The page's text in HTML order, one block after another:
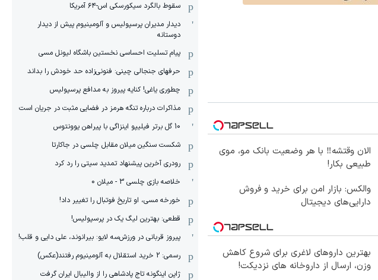
الان وقتشه‼️ با هر وضعیت بانک مو، موی
طبیعی بکار!
والکس: بازار امن برای خرید و فروش
دارایی‌های دیجیتال
بهترین داروهای لاغری برای شروع کاهش
وزن، ارسال از داروخانه های نزدیکت!
سقوط بالگرد سیکورسکی اس-۶۴ آمریکا
دیدار مدیران پرسپولیس و آلومینیوم پیش از دیدار
دوستانه
پیام تسلیت احساسی نخستین باشگاه لیونل مسی
حرفهای جنجالی چینی: فنونی‌زاده حد خودش را بداند
چطوری یاغی! کنایه پیروز به مدافع پرسپولیس
مذاکرات درباره تنگه هرمز در فضایی مثبت در جریان است
10 گل برتر فیلیپو اینزاگی با پیراهن یوونتوس
شکست سنگین میلان مقابل چلسی در جاکارتا
رودری آخرین پیشنهاد تمدید سیتی را رد کرد
خلاصه بازی چلسی 3 - میلان 0
خورخه مسی، او تاریخ فوتبال را تغییر داد!
قطعی: بهترین لیگ یک در پرسپولیس!
پیروز قربانی در ورزش‌سه لایو: بیرانوند، علی دایی و قلب!
رسمی: 2 خرید استقلال به آلومینیوم رفتند(عکس)
ژاپن اینگونه تاج پادشاهی را از والیبال ایران گرفت